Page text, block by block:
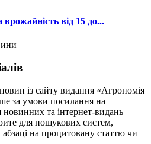
від 15 до...
із сайту видання «Агрономія
за умови посилання на
новинних та інтернет-видань
для пошукових систем,
на процитовану статтю чи